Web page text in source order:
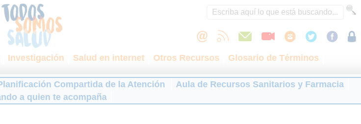
Investigación Salud en internet Otros Recursos
Glosario de Términos
Compartida de la Atención
Aula de Recursos Sanitarios y Farmacia
a quien te acompaña